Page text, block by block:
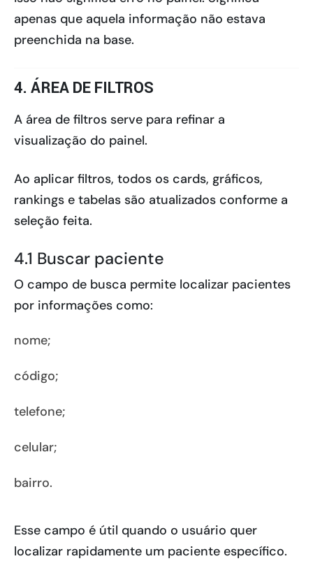
apenas que aquela informação não estava
preenchida na base.
4. ÁREA DE FILTROS
A área de filtros serve para refinar a
visualização do painel.
Ao aplicar filtros, todos os cards, gráficos,
rankings e tabelas são atualizados conforme a
seleção feita.
4.1 Buscar paciente
O campo de busca permite localizar pacientes
por informações como:
nome;
código;
telefone;
celular;
bairro.
Esse campo é útil quando o usuário quer
localizar rapidamente um paciente específico.